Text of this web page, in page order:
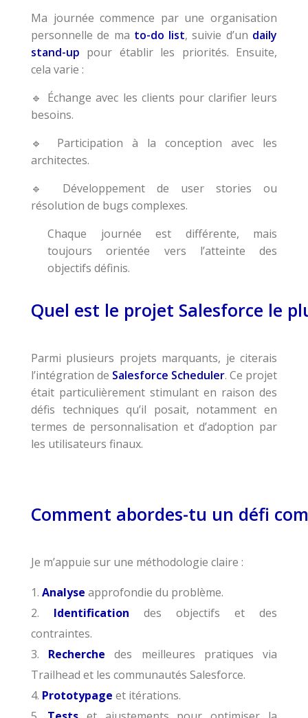
Ma journée commence par une organisation
personnelle de ma to-do list, suivie d’un daily
stand-up pour établir les priorités. Ensuite,
cela varie :
🔹
Échange avec les clients pour clarifier leurs
besoins.
🔹
Participation à la conception avec les
architectes.
🔹
Développement de user stories ou
résolution de bugs complexes.
Chaque journée est différente, mais
toujours orientée vers l’atteinte des
objectifs définis.
Quel est le projet Salesforce le
Parmi plusieurs projets marquants, je citerais
l’intégration de Salesforce Scheduler. Ce projet
était particulièrement stimulant en raison des
défis techniques qu’il posait, notamment en
termes de personnalisation et d’adoption par
les utilisateurs finaux.
Comment abordes-tu un défi
Je m’appuie sur une méthodologie claire :
Analyse approfondie du problème.
Identification des objectifs et des
contraintes.
Recherchedes meilleures pratiques via
Trailhead et les communautés Salesforce.
Prototypage et itérations.